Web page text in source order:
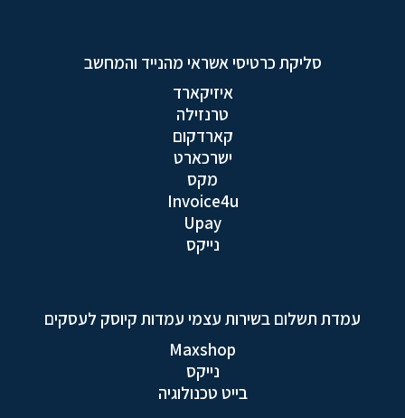
סליקת כרטיסי אשראי מהנייד והמחשב
איזיקארד
טרנזילה
קארדקום
ישרכארט
מקס
Invoice4u
Upay
נייקס
עמדת תשלום בשירות עצמי עמדות קיוסק לעסקים
Maxshop
נייקס
בייט טכנולוגיה